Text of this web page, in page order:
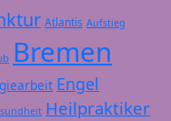
Atlantis Aufstieg
Bremen
Engel
Heilpraktiker